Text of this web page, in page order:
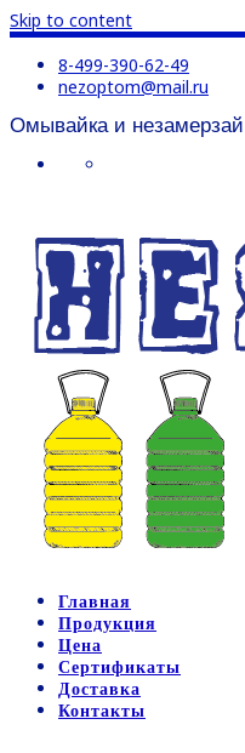
Skip to content
8-499-390-62-49
nezoptom@mail.ru
Омывайка и
Главная
Продукция
Цена
Сертификаты
Доставка
Контакты